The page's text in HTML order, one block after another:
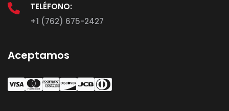
TELÉFONO:
+1 (762) 675-2427
Aceptamos